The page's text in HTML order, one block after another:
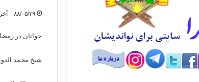
۸۸/۰۵/۲۹
جوانان در
شیخ محمد